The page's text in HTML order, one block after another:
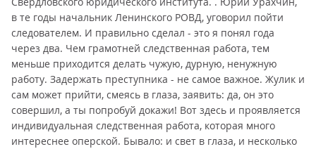
в те годы начальник Ленинского РОВД, уговорил пойти
следователем. И правильно сделал - это я понял года
через два. Чем грамотней следственная работа, тем
меньше приходится делать чужую, дурную, ненужную
работу. Задержать преступника - не самое важное. Жулик и
сам может прийти, смеясь в глаза, заявить: да, он это
совершил, а ты попробуй докажи! Вот здесь и проявляется
индивидуальная следственная работа, которая много
интереснее оперской. Бывало: и свет в глаза, и несколько